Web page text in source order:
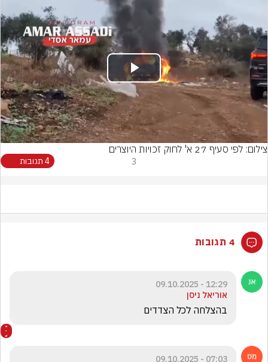
Play
Video
צילום: לפי סעיף 27 א' לחוק זכויות היוצרים
3 4 תגובות
4 תגובות
12:29 - 09.10.2025
אוריאל ניסן
בהצלחה לכל הצדדים
07:03 - 09.10.2025